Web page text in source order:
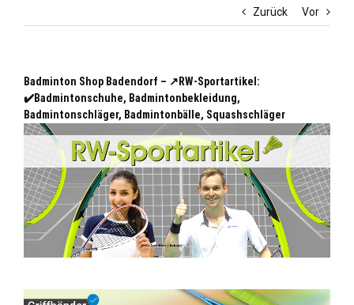
Zurück Vor
Badminton Shop Badendorf – ↗️RW-Sportartikel:
✔️Badmintonschuhe, Badmintonbekleidung,
Badmintonschläger, Badmintonbälle, Squashschläger